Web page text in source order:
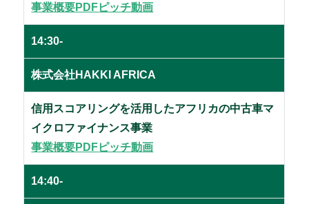
事業概要PDFピッチ動画
14:30-
株式会社HAKKI AFRICA
信用スコアリングを活用したアフリカの中古車マ
イクロファイナンス事業
事業概要PDFピッチ動画
14:40-